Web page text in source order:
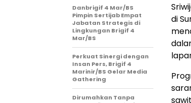
di
Danbrigif 4 Mar/BS
Pimpin Sertijab Empat
Jabatan Strategis di
Lingkungan Brigif 4
Mar/BS
Perkuat Sinergi dengan
Insan Pers, Brigif 4
Marinir/BS Gelar Media
Gathering
Dirumahkan Tanpa